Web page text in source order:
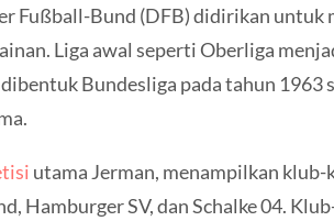
Fußball-Bund (DFB) didirikan untuk
Liga awal seperti Oberliga
Bundesliga pada tahun 1963
utama Jerman, menampilkan
Hamburger SV, dan Schalke 04.